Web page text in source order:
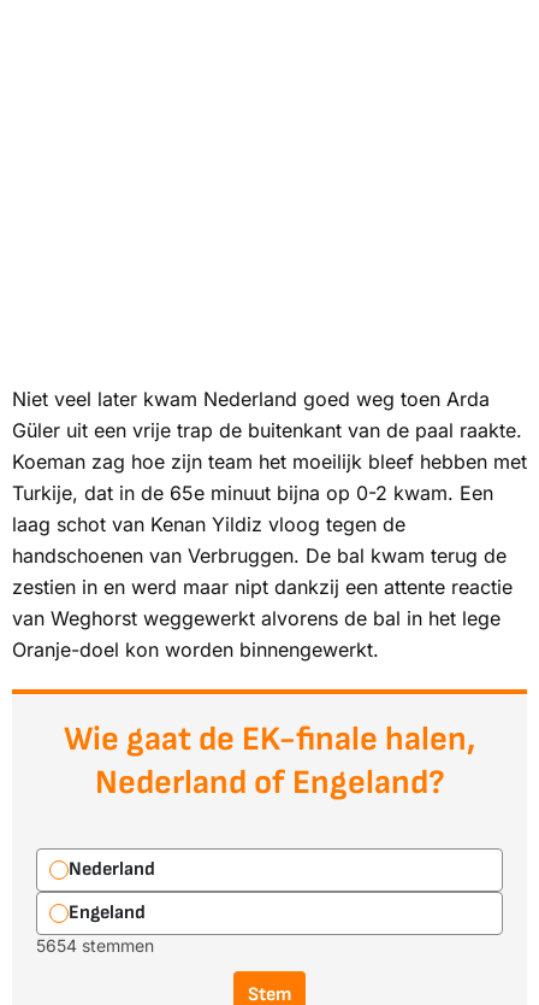
Niet veel later kwam Nederland goed weg toen Arda
Güler uit een vrije trap de buitenkant van de paal raakte.
Koeman zag hoe zijn team het moeilijk bleef hebben met
Turkije, dat in de 65e minuut bijna op 0-2 kwam. Een
laag schot van Kenan Yildiz vloog tegen de
handschoenen van Verbruggen. De bal kwam terug de
zestien in en werd maar nipt dankzij een attente reactie
van Weghorst weggewerkt alvorens de bal in het lege
Oranje-doel kon worden binnengewerkt.
Wie gaat de EK-finale halen,
Nederland of Engeland?
Nederland
Engeland
5654 stemmen
Stem